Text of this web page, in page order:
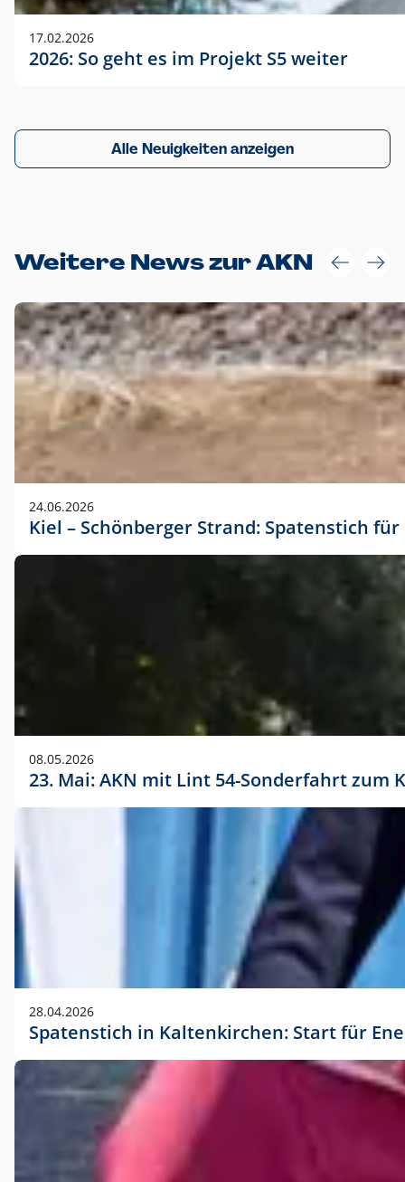
17.02.2026
2026: So geht es im Projekt S5 weiter
Alle Neuigkeiten anzeigen
Weitere News zur AKN
24.06.2026
Kiel – Schönberger Strand: Spatenstich
08.05.2026
23. Mai: AKN mit Lint 54-Sonderfahrt
28.04.2026
Spatenstich in Kaltenkirchen: Start für